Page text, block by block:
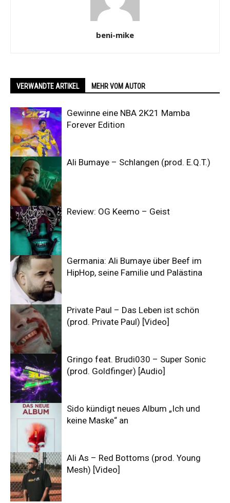
beni-mike
VERWANDTE ARTIKEL MEHR VOM AUTOR
Gewinne eine NBA 2K21 Mamba
Forever Edition
Ali Bumaye – Schlangen (prod. E.Q.T.)
Review: OG Keemo – Geist
Germania: Ali Bumaye über Beef im
HipHop, seine Familie und Palästina
Private Paul – Das Leben ist schön
(prod. Private Paul) [Video]
Gringo feat. Brudi030 – Super Sonic
(prod. Goldfinger) [Audio]
Sido kündigt neues Album „Ich und
keine Maske“ an
Ali As – Red Bottoms (prod. Young
Mesh) [Video]